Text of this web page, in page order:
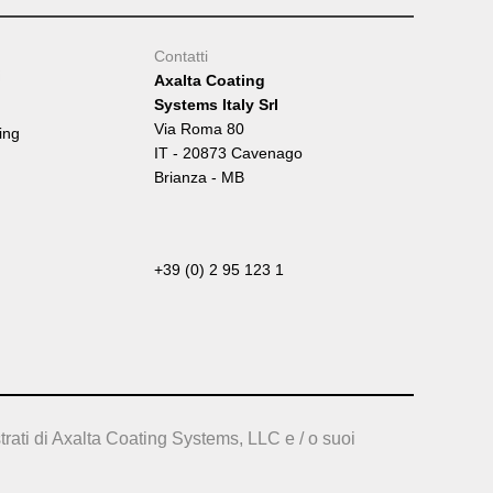
Contatti
Axalta Coating
Systems Italy Srl
Via Roma 80
IT - 20873 Cavenago
Brianza - MB
+39 (0) 2 95 123 1
di Axalta Coating Systems, LLC e / o suoi